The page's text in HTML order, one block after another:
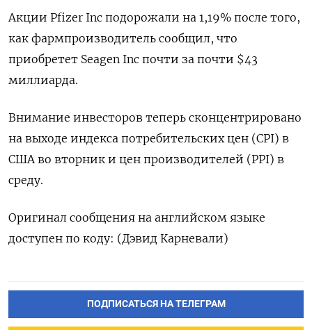
Акции Pfizer Inc подорожали на 1,19% после того,
как фармпроизводитель сообщил, что
приобретет Seagen Inc почти за почти $43
миллиарда.
Внимание инвесторов теперь сконцентрировано
на выходе индекса потребительских цен (CPI) в
США во вторник и цен производителей (PPI) в
среду.
Оригинал сообщения на английском языке
доступен по коду: (Дэвид Карневали)
ПОДПИСАТЬСЯ НА ТЕЛЕГРАМ